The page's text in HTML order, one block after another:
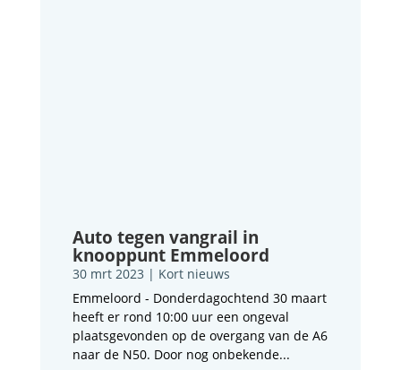
Auto tegen vangrail in
knooppunt Emmeloord
30 mrt 2023 | Kort nieuws
Emmeloord - Donderdagochtend 30 maart
heeft er rond 10:00 uur een ongeval
plaatsgevonden op de overgang van de A6
naar de N50. Door nog onbekende...